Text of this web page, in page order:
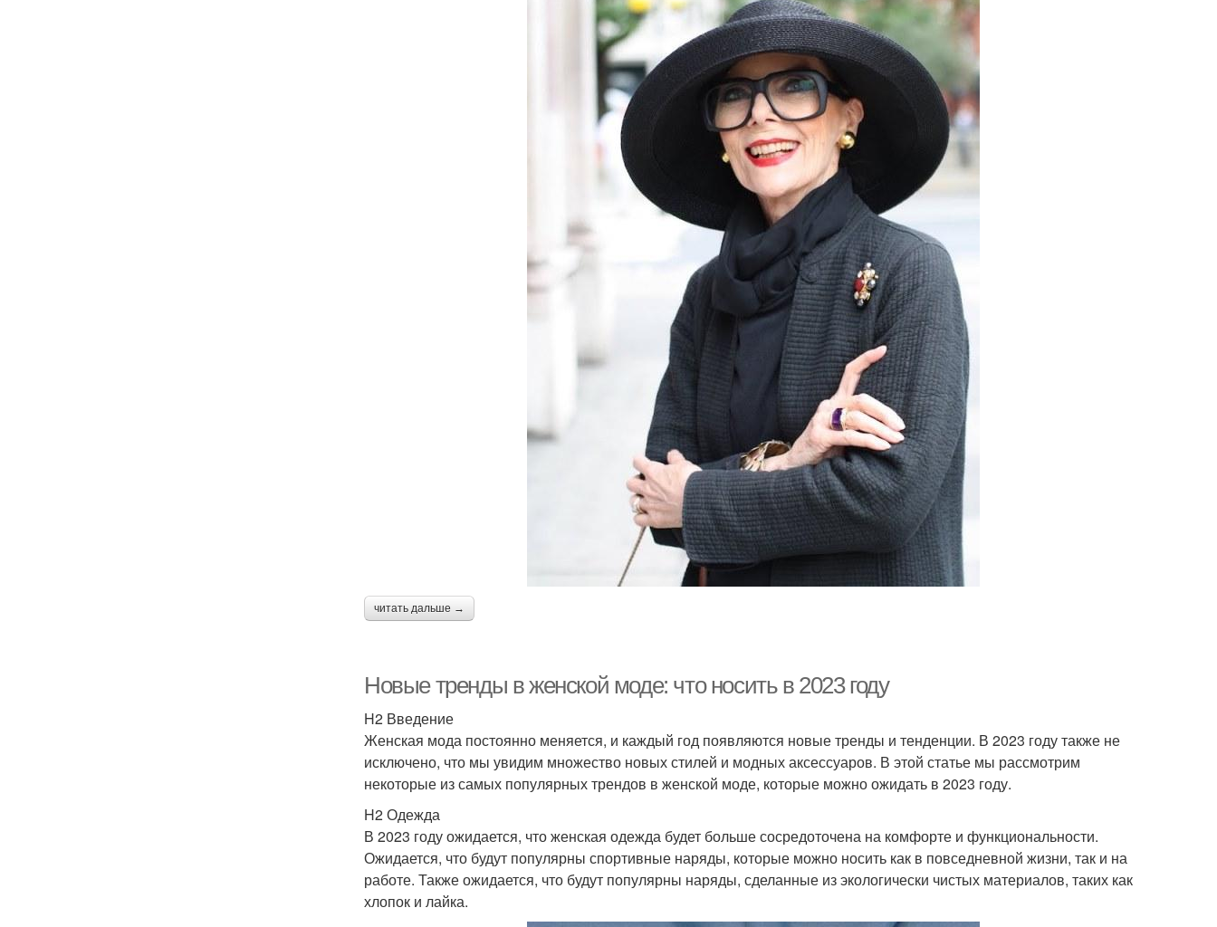
читать дальше →
Новые тренды в женской моде: что носить в 2023 году
H2 Введение
Женская мода постоянно меняется, и каждый год появляются новые тренды и тенденции. В 2023 году также не
исключено, что мы увидим множество новых стилей и модных аксессуаров. В этой статье мы рассмотрим
некоторые из самых популярных трендов в женской моде, которые можно ожидать в 2023 году.
H2 Одежда
В 2023 году ожидается, что женская одежда будет больше сосредоточена на комфорте и функциональности.
Ожидается, что будут популярны спортивные наряды, которые можно носить как в повседневной жизни, так и на
работе. Также ожидается, что будут популярны наряды, сделанные из экологически чистых материалов, таких как
хлопок и лайка.